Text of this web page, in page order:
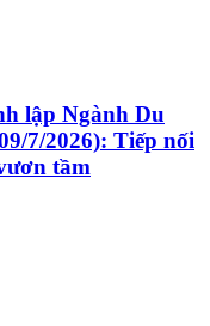
lập Ngành Du
7/2026): Tiếp nối
tầm